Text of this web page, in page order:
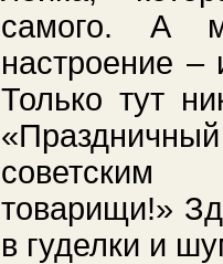
самого. А
настроение
Только тут
товарищи!»
в гуделки и